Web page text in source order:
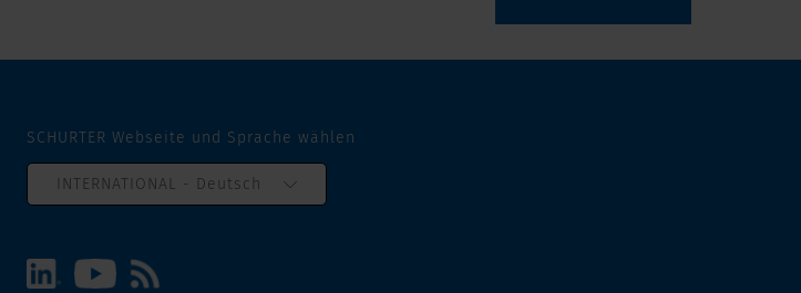
SCHURTER Webseite und Sprache wählen
INTERNATIONAL - Deutsch